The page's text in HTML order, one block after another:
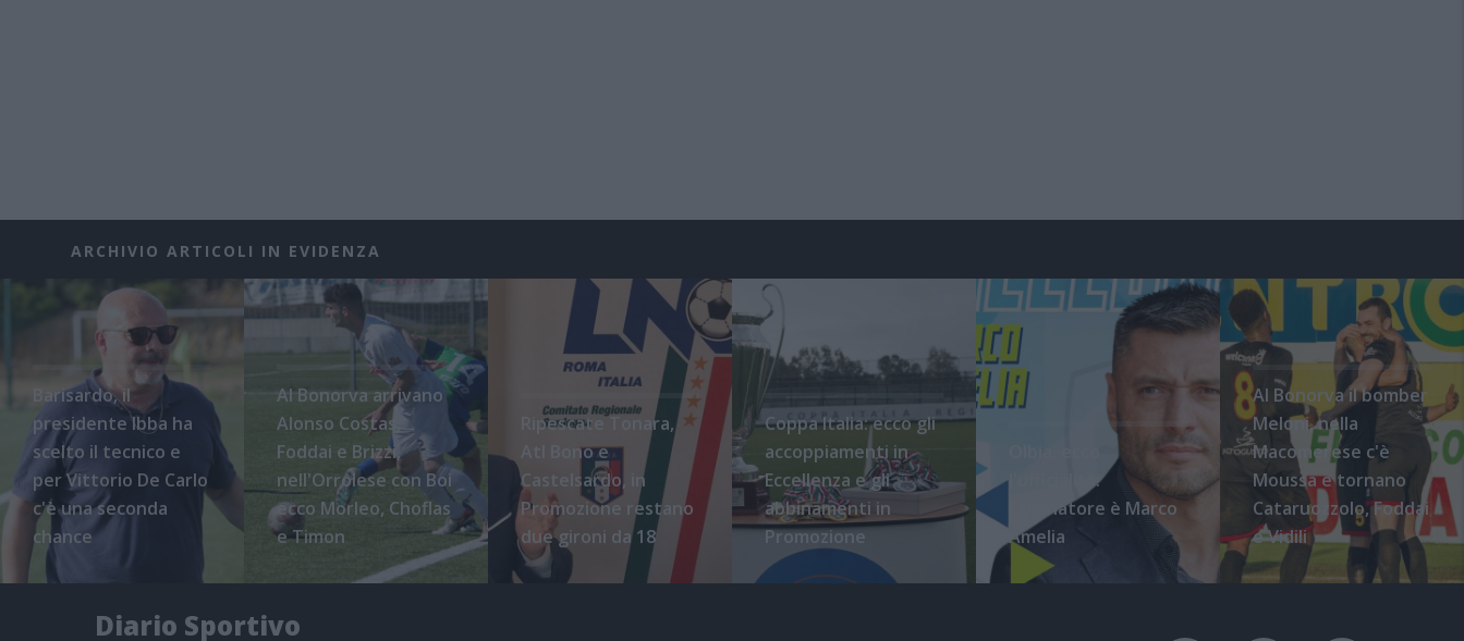
ARCHIVIO ARTICOLI IN EVIDENZA
Barisardo, il
presidente Ibba ha
scelto il tecnico e
per Vittorio De Carlo
c'è una seconda
chance
Al Bonorva arrivano
Alonso Costas,
Foddai e Brizzi,
nell'Orrolese con Boi
ecco Morleo, Choflas
e Timon
Ripescate Tonara,
Atl Bono e
Castelsardo, in
Promozione restano
due gironi da 18
Coppa Italia: ecco gli
accoppiamenti in
Eccellenza e gli
abbinamenti in
Promozione
l'ufficialità:
l'allenatore è Marco
Amelia
Al Bonorva il bomber
Meloni, nella
Macomerese c'è
Moussa e tornano
Cataruozzolo, Foddai
e Vidili
Diario Sportivo